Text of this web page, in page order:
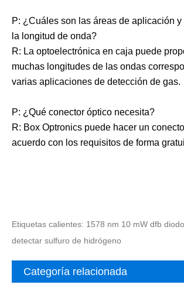
P: ¿Cuáles son las áreas de aplicación
la longitud de onda?
R: La optoelectrónica en caja puede
muchas longitudes de las ondas
varias aplicaciones de detección de gas.
P: ¿Qué conector óptico necesita?
R: Box Optronics puede hacer un
acuerdo con los requisitos de forma
Etiquetas calientes: 1578 nm 10 mW dfb
detectar sulfuro de hidrógeno
Categoría relacionada